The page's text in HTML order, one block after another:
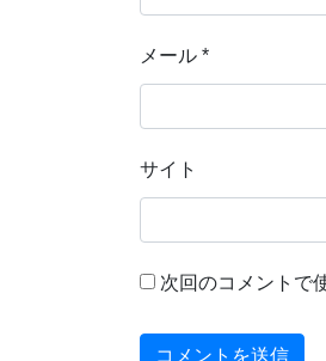
メール *
サイト
次回のコメントで